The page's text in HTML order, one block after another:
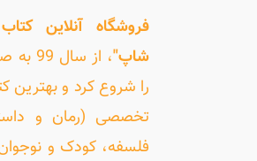
فروشگاه آنلاین
شاپ"
، از
را شروع کرد و بهترین
تخصصی (رمان و
فلسفه، کودک و